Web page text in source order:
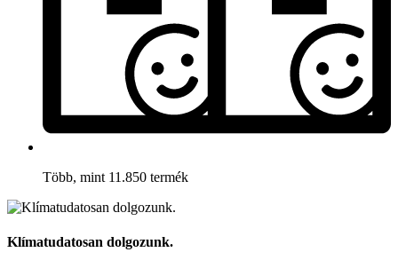
Több, mint 11.850 termék
Klímatudatosan dolgozunk.